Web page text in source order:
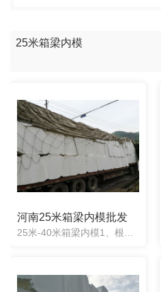
25米箱梁内模
河南25米箱梁内模批发
25米-40米箱梁内模1、根据图纸任意定制：任意形状均可定制，产品制造出来误差度2cm。2、施工方便快捷：梁两头一次性浇筑成型，不用取出，不用辅助器械。3、抗震抗压性强：实心材质能承受混凝土压力不.....